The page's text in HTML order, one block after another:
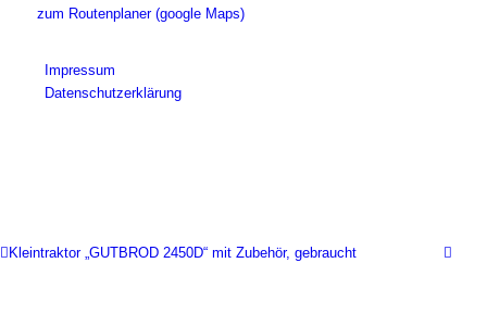
zum Routenplaner (google Maps)
Impressum
Datenschutzerklärung
Kleintraktor „GUTBROD 2450D“ mit Zubehör, gebraucht